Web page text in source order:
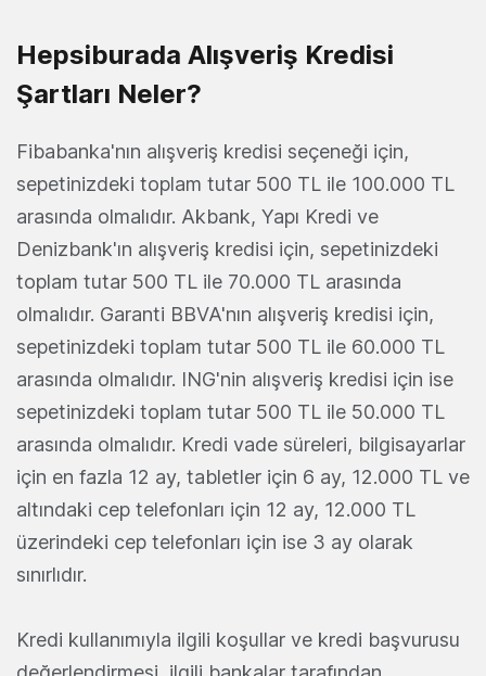
Hepsiburada Alışveriş Kredisi
Şartları Neler?
Fibabanka'nın alışveriş kredisi seçeneği için,
sepetinizdeki toplam tutar 500 TL ile 100.000 TL
arasında olmalıdır. Akbank, Yapı Kredi ve
Denizbank'ın alışveriş kredisi için, sepetinizdeki
toplam tutar 500 TL ile 70.000 TL arasında
olmalıdır. Garanti BBVA'nın alışveriş kredisi için,
sepetinizdeki toplam tutar 500 TL ile 60.000 TL
arasında olmalıdır. ING'nin alışveriş kredisi için ise
sepetinizdeki toplam tutar 500 TL ile 50.000 TL
arasında olmalıdır. Kredi vade süreleri, bilgisayarlar
için en fazla 12 ay, tabletler için 6 ay, 12.000 TL ve
altındaki cep telefonları için 12 ay, 12.000 TL
üzerindeki cep telefonları için ise 3 ay olarak
sınırlıdır.
Kredi kullanımıyla ilgili koşullar ve kredi başvurusu